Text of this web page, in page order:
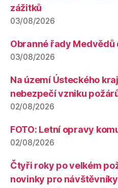
zážitků
03/08/2026
Obranné řady
03/08/2026
Na území Ústeckého
nebezpečí vzniku
02/08/2026
FOTO: Letní opravy
02/08/2026
Čtyři roky po velkém
novinky pro